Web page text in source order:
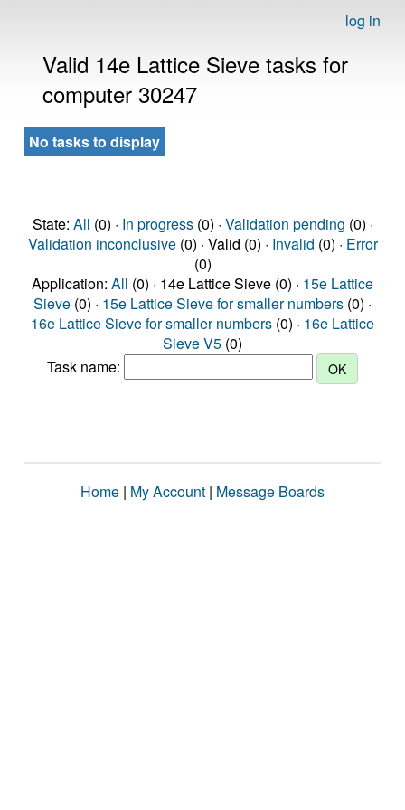
log in
Valid 14e Lattice Sieve tasks for
computer 30247
No tasks to display
State: All (0) · In progress(0) · Validation pending (0) ·
Validation inconclusive(0) · Valid (0) · Invalid (0) · Error
(0)
Application: All (0) · 14e Lattice Sieve (0) · 15e Lattice
Sieve (0) · 15e Lattice Sieve for smaller numbers (0) ·
16e Lattice Sieve for smaller numbers (0) · 16e Lattice
Sieve V5 (0)
Task name:
Home | My Account | Message Boards